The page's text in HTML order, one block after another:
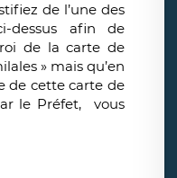
de l’une des
dessus afin de
de la carte de
» mais qu’en
de cette carte de
le Préfet, vous